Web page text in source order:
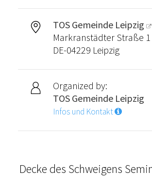
TOS Gemeinde Leipzig
Markranstädter Straße 1
DE-04229 Leipzig
Organized by:
TOS Gemeinde Leipzig
Infos und Kontakt
Decke des Schweigens